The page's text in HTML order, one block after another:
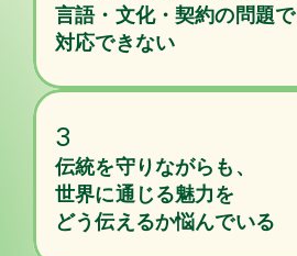
言語・文化・契約の問題で
対応できない
3
伝統を守りながらも、
世界に通じる魅力を
どう伝えるか悩んでいる